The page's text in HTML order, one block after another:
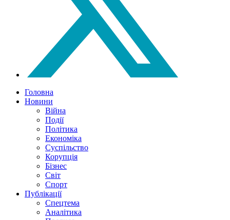
Головна
Новини
Війна
Події
Політика
Економіка
Суспільство
Корупція
Бізнес
Світ
Спорт
Публікації
Спецтема
Аналітика